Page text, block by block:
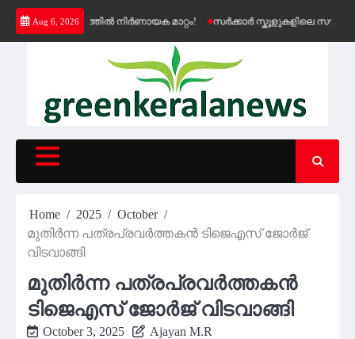
Skip
content
Aug 6, 2026
വിതരണത്തിൽ നിർണായക മാറ്റം! സർക്കാർ സ്കൂളുകളിലെ സൗജന്യ കെ-
Home 2025
October
മുതിര്‍ന്ന പത്രപ്രവര്‍ത്തകൻ ടിജെഎസ് ജോര്‍ജ്
വിടവാങ്ങി
മുതിര്‍ന്ന പത്രപ്രവര്‍ത്തകൻ
ടിജെഎസ് ജോര്‍ജ് വിടവാങ്ങി
October 3, 2025 Ajayan M.R